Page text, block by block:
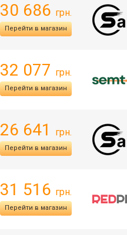
30 686 грн.
Перейти в магазин
32 077 грн.
Перейти в магазин
26 641 грн.
Перейти в магазин
31 516 грн.
Перейти в магазин